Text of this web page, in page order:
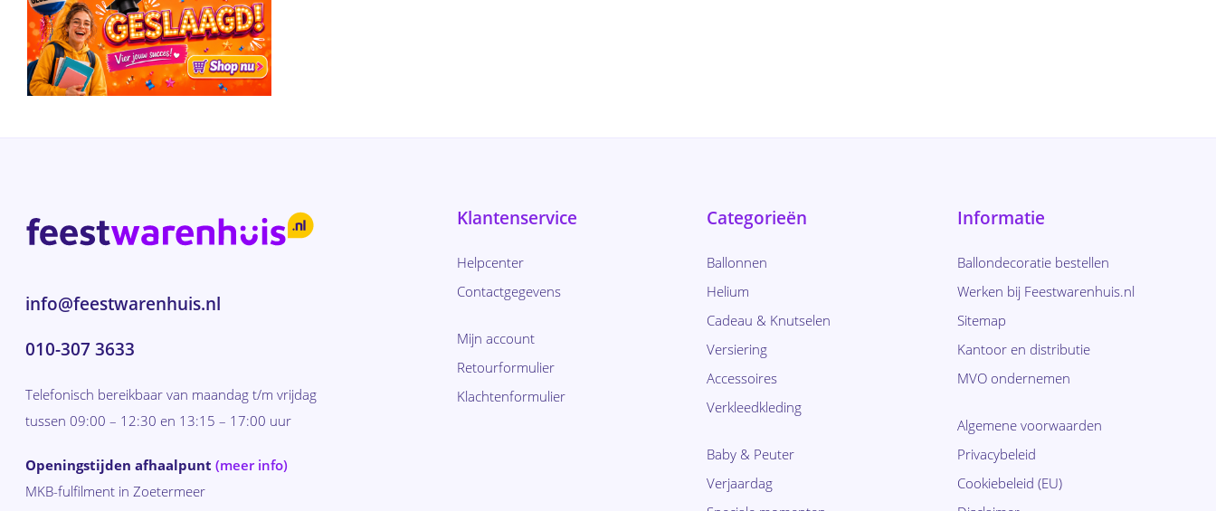
info@feestwarenhuis.nl
010-307 3633
Telefonisch bereikbaar van maandag t/m vrijdag
tussen 09:00 – 12:30 en 13:15 – 17:00 uur
Openingstijden afhaalpunt (meer info)
MKB-fulfilment in Zoetermeer
Klantenservice
Helpcenter
Contactgegevens
Mijn account
Retourformulier
Klachtenformulier
Categorieën
Ballonnen
Helium
Cadeau & Knutselen
Versiering
Accessoires
Verkleedkleding
Baby & Peuter
Verjaardag
Informatie
Ballondecoratie bestellen
Werken bij Feestwarenhuis.nl
Sitemap
Kantoor en distributie
MVO ondernemen
Algemene voorwaarden
Privacybeleid
Cookiebeleid (EU)